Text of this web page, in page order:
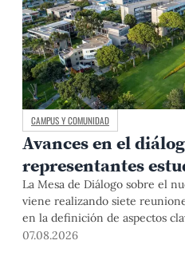
CAMPUS Y COMUNIDAD
Avances en el
representantes
La Mesa de Diálogo sobre el
viene realizando siete
en la definición de aspectos
07.08.2026